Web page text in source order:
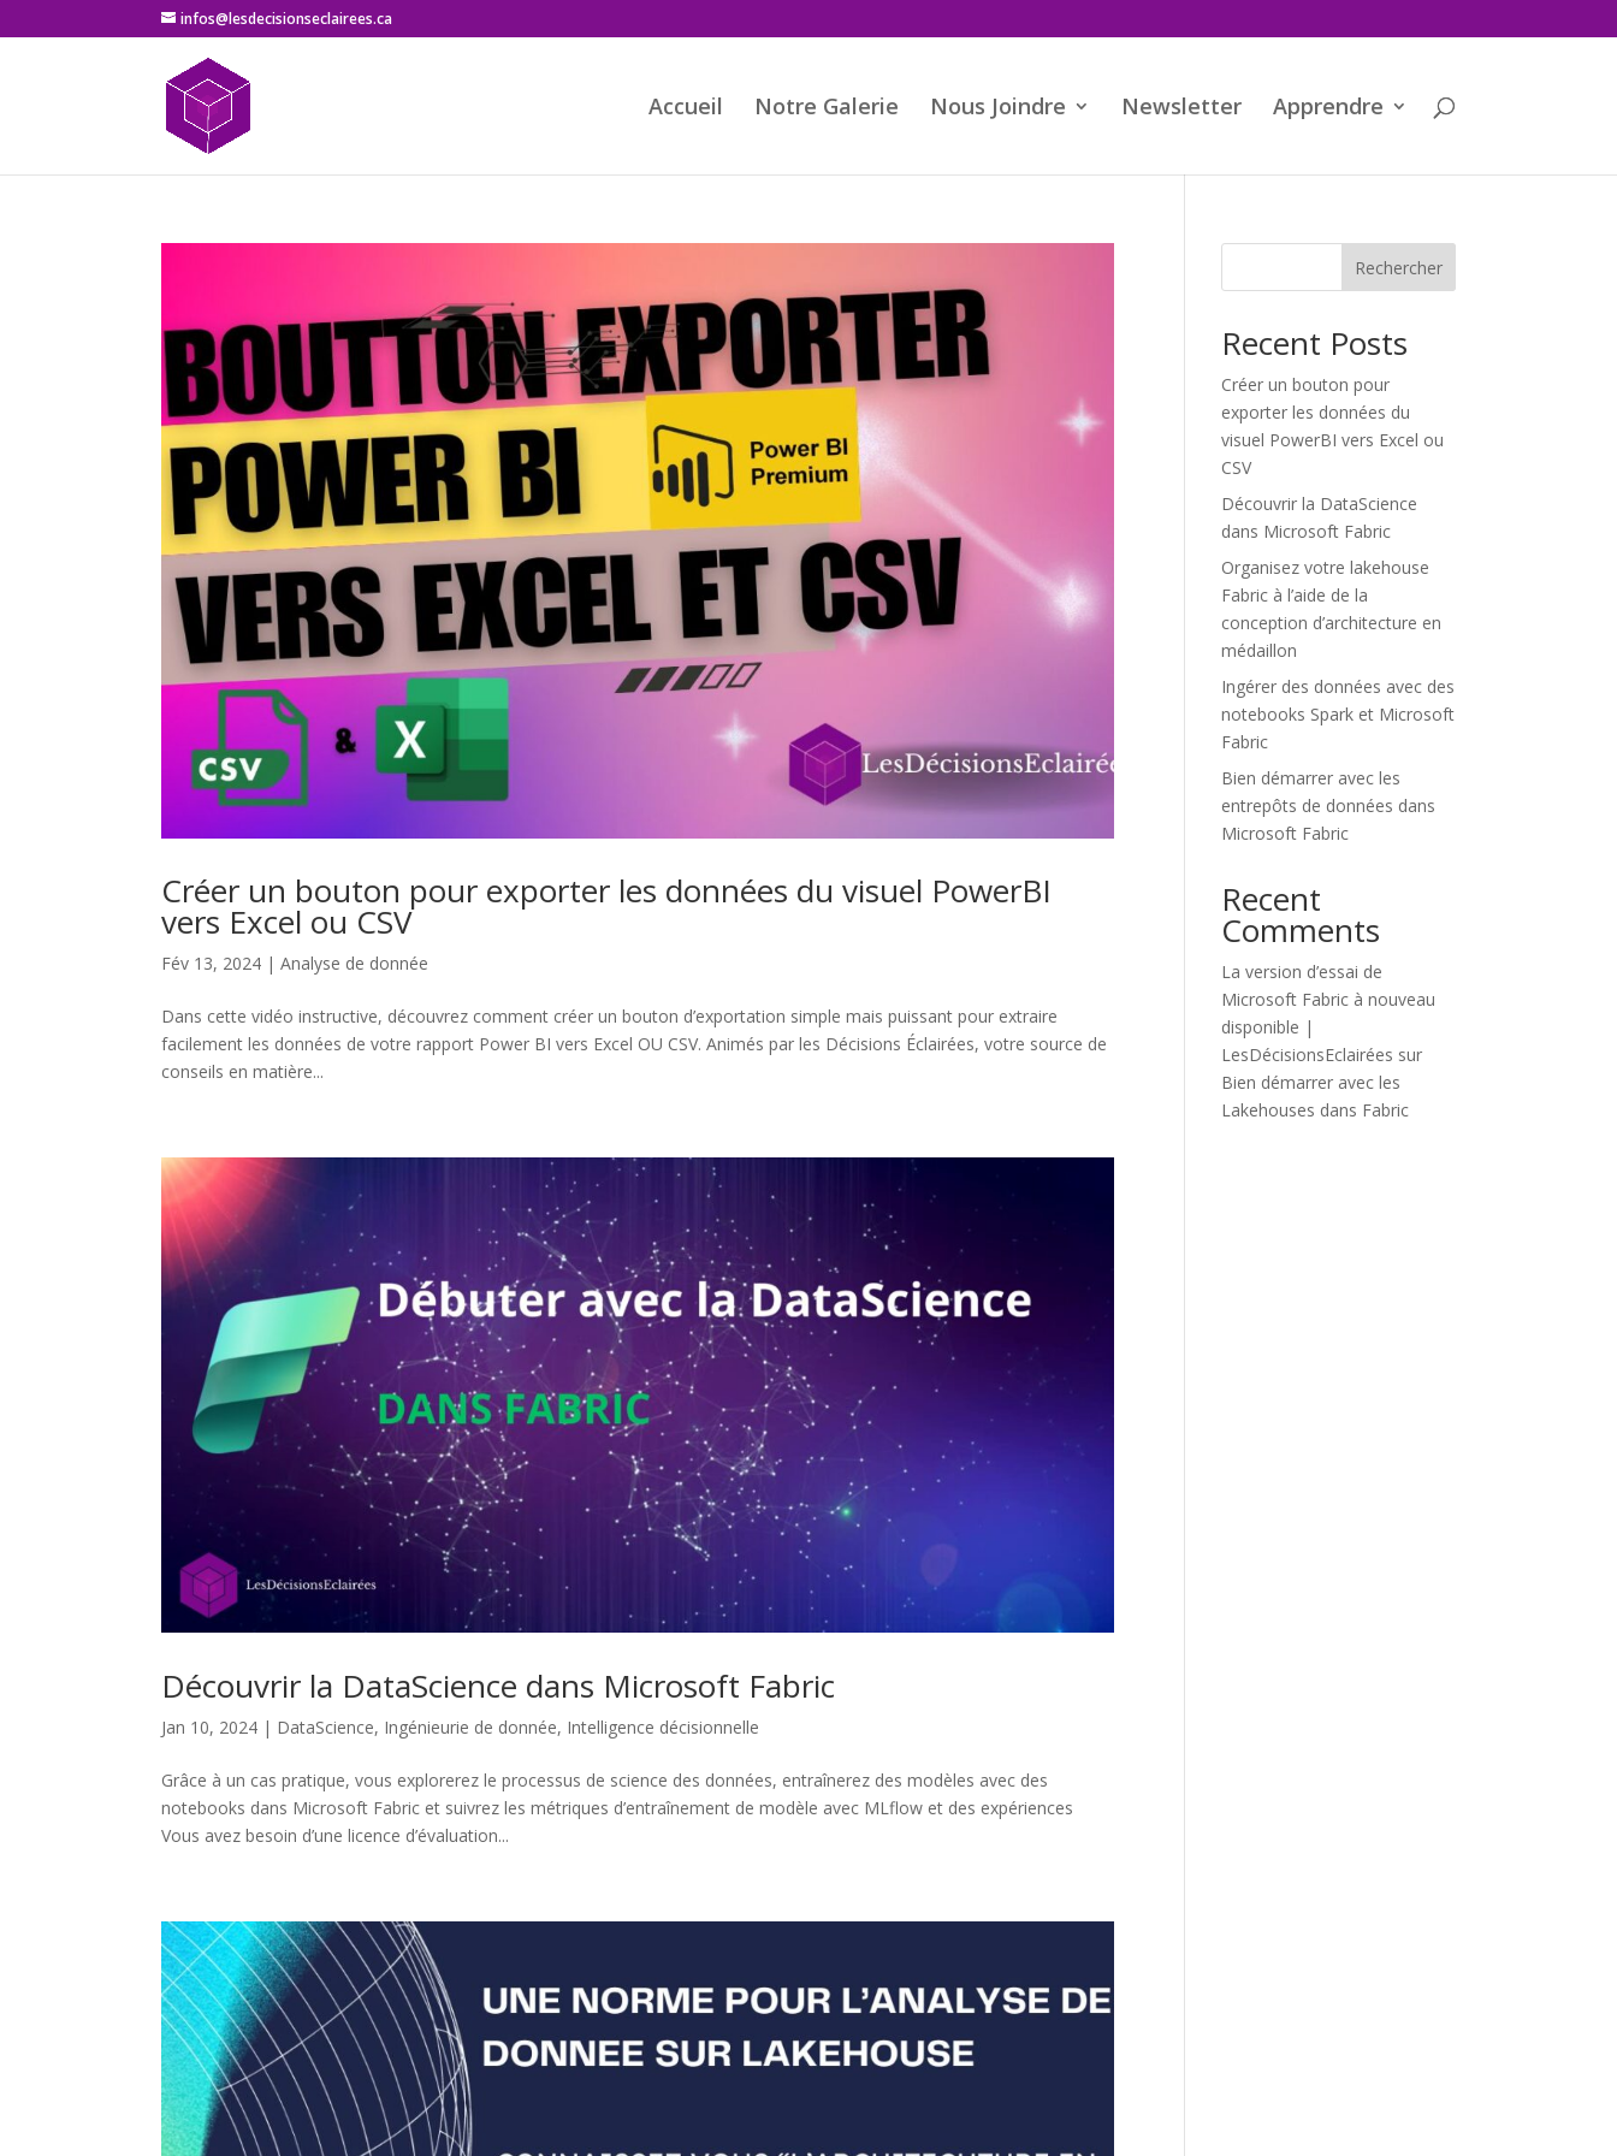
infos@lesdecisionseclairees.ca
Accueil Notre Galerie Nous Joindre Newsletter Apprendre
Créer un bouton pour exporter les données du visuel PowerBI
vers Excel ou CSV
Fév 13, 2024 |Analyse de donnée
Dans cette vidéo instructive, découvrez comment créer un bouton d’exportation simple mais puissant pour extraire
facilement les données de votre rapport Power BI vers Excel OU CSV. Animés par les Décisions Éclairées, votre source de
conseils en matière...
Découvrir la DataScience dans Microsoft Fabric
Jan 10, 2024 | DataScience, Ingénieurie de donnée, Intelligence décisionnelle
Grâce à un cas pratique, vous explorerez le processus de science des données, entraînerez des modèles avec des
notebooks dans Microsoft Fabric et suivrez les métriques d’entraînement de modèle avec MLflow et des expériences
Vous avez besoin d’une licence d’évaluation...
Rechercher
Recent Posts
Créer un bouton pour
exporter les données du
visuel PowerBI vers Excel ou
CSV
Découvrir la DataScience
dans Microsoft Fabric
Organisez votre lakehouse
Fabric à l’aide de la
conception d’architecture en
médaillon
Ingérer des données avec des
notebooks Spark et Microsoft
Fabric
Bien démarrer avec les
entrepôts de données dans
Microsoft Fabric
Recent
Comments
La version d’essai de
Microsoft Fabric à nouveau
disponible |
LesDécisionsEclairées sur
Bien démarrer avec les
Lakehouses dans Fabric